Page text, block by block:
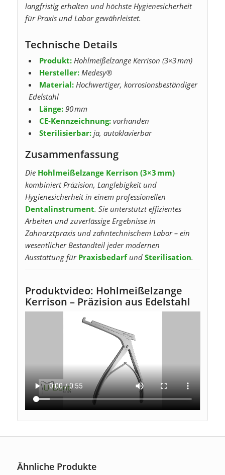
langfristig erhalten und höchste Hygienesicherheit
für Praxis und Labor gewährleistet.
Technische Details
Produkt:Hohlmeißelzange Kerrison (3×3 mm)
Hersteller:Medesy®
Material:Hochwertiger, korrosionsbeständiger
Edelstahl
Länge:90 mm
CE‑Kennzeichnung:vorhanden
Sterilisierbar:ja, autoklavierbar
Zusammenfassung
Die Hohlmeißelzange Kerrison (3×3 mm)
kombiniert Präzision, Langlebigkeit und
Hygienesicherheit in einem professionellen
Dentalinstrument. Sie unterstützt effizientes
Arbeiten und zuverlässige Ergebnisse in
Zahnarztpraxis und zahntechnischem Labor – ein
wesentlicher Bestandteil jeder modernen
Ausstattung für Praxisbedarfund Sterilisation.
Produktvideo: Hohlmeißelzange
Kerrison – Präzision aus Edelstahl
Ähnliche Produkte